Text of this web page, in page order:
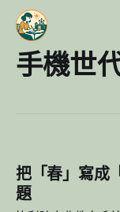
手機世
把「春」寫成
題